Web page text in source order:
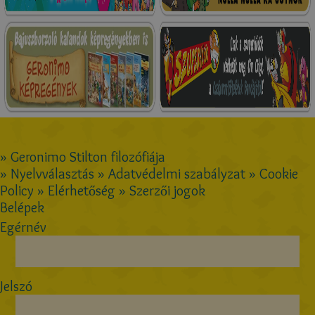
» Geronimo Stilton filozófiája
» Nyelvválasztás » Adatvédelmi szabályzat » Cookie
Policy » Elérhetőség » Szerzői jogok
Belépek
Egérnév
Jelszó